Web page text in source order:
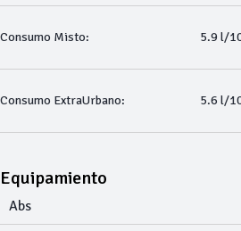
Consumo Misto: 5.9 l/
Consumo ExtraUrbano: 5.6 l/
Equipamiento
Abs